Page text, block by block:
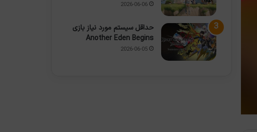
2026-06-06
حداقل سیستم مورد نیاز بازی
Another Eden Begins
2026-06-05